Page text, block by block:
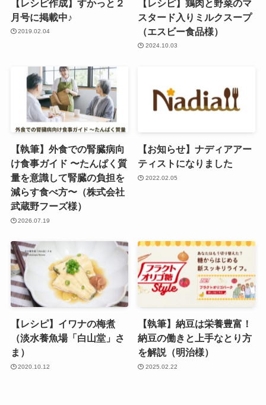
【レシピ作成】すかっと２
月号に掲載中♪
2019.02.04
【レシピ】鶏肉と野菜のマ
スタード入りミルクスープ
（エスビー食品様）
2024.10.03
【執筆】外食での腎臓病向
け食事ガイド 〜たんぱく質
量を意識して腎臓の負担を
減らす食べ方〜（株式会社
武蔵野フーズ様）
2026.07.19
【お知らせ】ナディアアー
ティストになりました
2022.02.05
【レシピ】イワナの梅煮
（淡水養魚場「白山堂」さ
ま）
2020.10.12
【執筆】納豆は栄養豊富！
納豆の働きと上手なとり方
を解説（明治様）
2025.02.22